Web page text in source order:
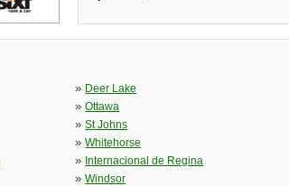
» Deer Lake
»Ottawa
»St Johns
»Whitehorse
» Internacional de Regina
»Windsor